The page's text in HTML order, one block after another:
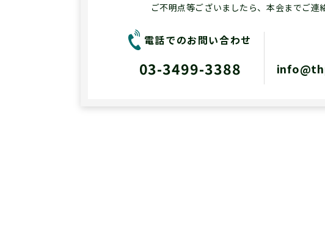
ご不明点等ございましたら、本会までご
電話でのお問い合わせ
03-3499-3388